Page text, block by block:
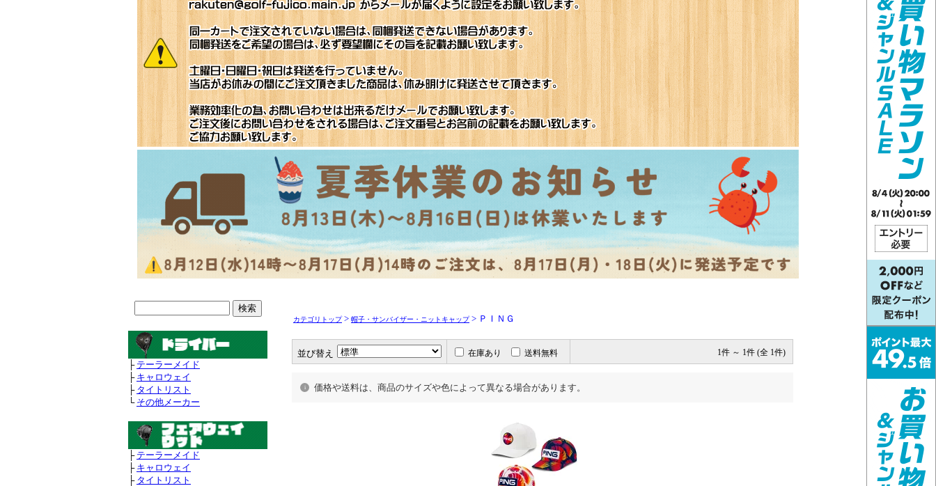
├ テーラーメイド
├ キャロウェイ
├ タイトリスト
└ その他メーカー
├ テーラーメイド
├ キャロウェイ
├ タイトリスト
カテゴリトップ> 帽子・サンバイザー・ニットキャップ> ＰＩＮＧ
並び替え 在庫あり 送料無料 1件 ～ 1件 (全 1件)
価格や送料は、商品のサイズや色によって異なる場合があります。